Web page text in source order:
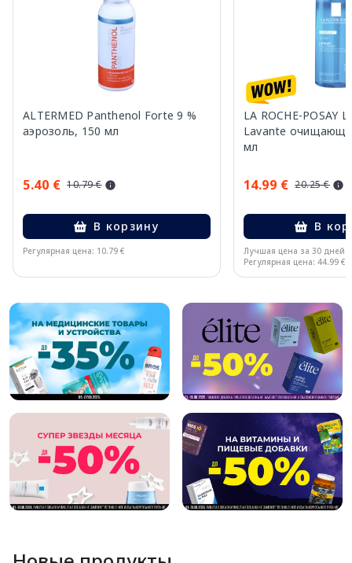
ALTERMED Panthenol Forte 9 %
аэрозоль, 150 мл
5.40 € 10.79 €
В корзину
Регулярная цена: 10.79 €
LA ROCHE-POSAY
Lavante
мл
14.99 € 20.25 €
В
Лучшая цена за 30 дней:
Регулярная цена: 44.99 €